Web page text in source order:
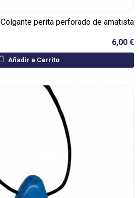
Colgante perita perforado de amatista
6,00 €
Añadir a Carrito